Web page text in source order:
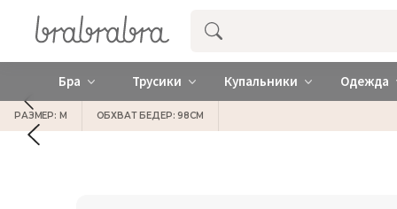
Купить нижнее женское белье ❤️
Бра Трусики Купальники Одежда
РАЗМЕР: M ОБХВАТ БЕДЕР: 98СМ